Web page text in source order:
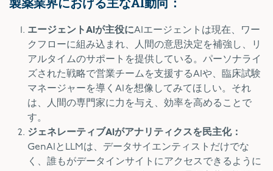
エージェントAIが主役にAIエージェントは現在、ワー
クフローに組み込まれ、人間の意思決定を補強し、リ
アルタイムのサポートを提供している。パーソナライ
ズされた戦略で営業チームを支援するAIや、臨床試験
マネージャーを導くAIを想像してみてほしい。それ
は、人間の専門家に力を与え、効率を高めることで
す。
ジェネレーティブAIがアナリティクスを民主化：
GenAIとLLMは、データサイエンティストだけでな
く、誰もがデータインサイトにアクセスできるように